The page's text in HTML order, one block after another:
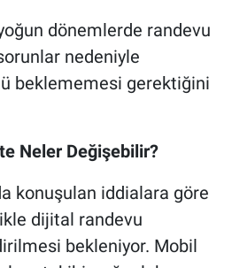
dönemlerde randevu
nedeniyle
beklememesi gerektiğini
Neler Değişebilir?
konuşulan iddialara göre
dijital randevu
bekleniyor. Mobil